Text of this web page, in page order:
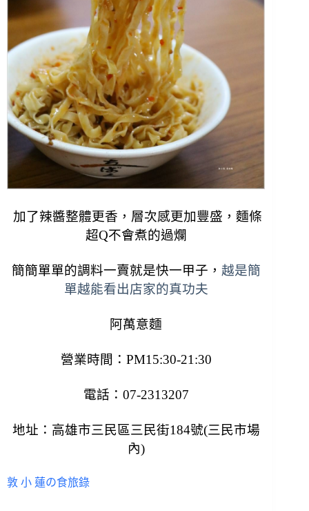
加了辣醬整體更香，層次感更加豐盛，麵條
超Q不會煮的過爛
簡簡單單的調料一賣就是快一甲子， 越是簡
單越能看出店家的真功夫
阿萬意麵
營業時間：PM15:30-21:30
電話：07-2313207
地址：高雄市三民區三民街184號(三民市場
內)
敦 小 蓮の食旅錄